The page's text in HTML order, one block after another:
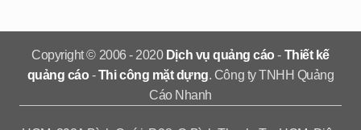
Copyright © 2006 - 2020 Dịch vụ quảng cáo - Thiết kế
quảng cáo -Thi công mặt dựng. Công ty TNHH Quảng
Cáo Nhanh